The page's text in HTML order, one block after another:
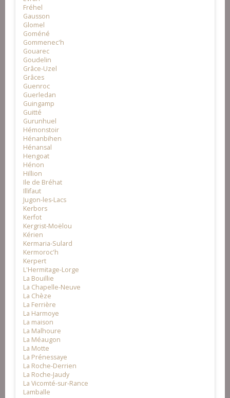
Fréhel
Gausson
Glomel
Goméné
Gommenec'h
Gouarec
Goudelin
Grâce-Uzel
Grâces
Guenroc
Guerledan
Guingamp
Guitté
Gurunhuel
Hémonstoir
Hénanbihen
Hénansal
Hengoat
Hénon
Hillion
Ile de Bréhat
Illifaut
Jugon-les-Lacs
Kerbors
Kerfot
Kergrist-Moëlou
Kérien
Kermaria-Sulard
Kermoroc'h
Kerpert
L'Hermitage-Lorge
La Bouillie
La Chapelle-Neuve
La Chèze
La Ferrière
La Harmoye
La maison
La Malhoure
La Méaugon
La Motte
La Prénessaye
La Roche-Derrien
La Roche-Jaudy
La Vicomté-sur-Rance
Lamballe